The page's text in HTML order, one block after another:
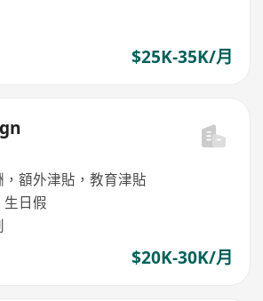
$25K-35K/月
額外津貼，教育津貼
生日假
$20K-30K/月